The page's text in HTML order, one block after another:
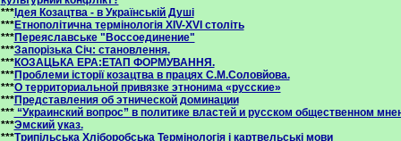
***Ідея Козацтва - в Українській Душі
***Етнополітична термінологія XIV-XVI століть
***Переяславське "Воссоединение"
***Запорізька Січ: становлення.
***КОЗАЦЬКА ЕРА:ЕТАП ФОРМУВАННЯ.
***Проблеми історії козацтва в працях С.М.Соловйова.
***О территориальной привязке этнонима «русские»
***Представления об этнической доминации
***“Украинский вопрос” в политике властей и русском общественном
***Эмский указ.
***Трипільська Хліборобська Термінологія і картвельські мови